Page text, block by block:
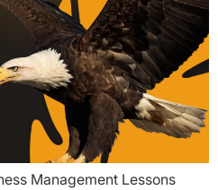
Management Lessons